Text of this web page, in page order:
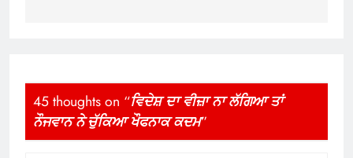
45 thoughts on “ਵਿਦੇਸ਼ ਦਾ ਵੀਜ਼ਾ ਨਾ ਲੱਗਿਆ ਤਾਂ
ਨੌਜਵਾਨ ਨੇ ਚੁੱਕਿਆ ਖੌਫਨਾਕ ਕਦਮ”